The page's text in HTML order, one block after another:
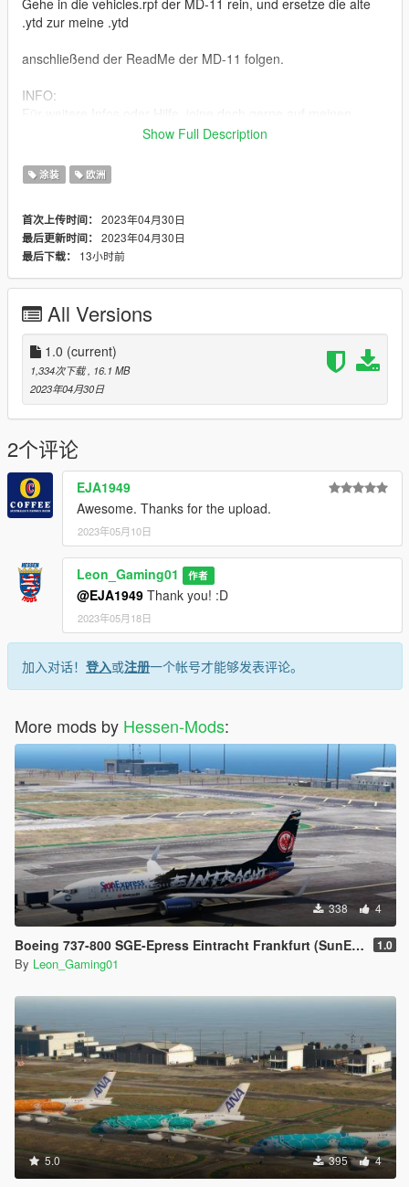
Gehe in die vehicles.rpf der MD-11 rein, und ersetze die alte
.ytd zur meine .ytd
anschließend der ReadMe der MD-11 folgen.
INFO:
Discord Server (Hessen-Mods)
ENG:
model or add-on.
Here is the link: https://gta5mod.net/gta-5-
mods/vehicles/aircraft/boeing-md-11-1-0/
Go into the MD-11's vehicles.rpf, and replace the old .ytd with
my .ytd
then follow the ReadMe of the MD-11.
INFO:
For more information or help, please join my Discord Server
(Hessen-Mods)
Link: https://discord.gg/P9MBtDNYD7
Show Full Description
涂装 欧洲
首次上传时间： 2023年04月30日
最后更新时间： 2023年04月30日
最后下载：
13小时前
All Versions
1.0 (current)
1,334次下载, 16.1 MB
2023年04月30日
2个评论
EJA1949
Awesome. Thanks for the upload.
2023年05月10日
Leon_Gaming01 作者
@EJA1949 Thank you! :D
2023年05月18日
加入对话！ 登入或注册一个帐号才能够发表评论。
More mods by Hessen-Mods:
338 4
Boeing 737-800 SGE-Epress Eintracht Frankfurt (SunExpress) (PaintJob) 1.0
By Leon_Gaming01
5.0 395 4